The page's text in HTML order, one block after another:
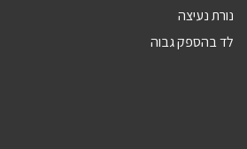
נורת נעיצה
לד בהספק גבוה